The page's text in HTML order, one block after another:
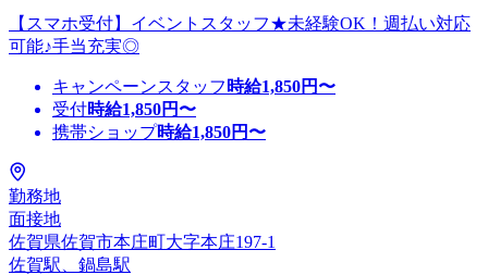
【スマホ受付】イベントスタッフ★未経験OK！週払い対応
可能♪手当充実◎
キャンペーンスタッフ 時給1,850円〜
受付時給1,850円〜
携帯ショップ時給1,850円〜
勤務地
面接地
佐賀県佐賀市本庄町大字本庄197-1
佐賀駅、鍋島駅